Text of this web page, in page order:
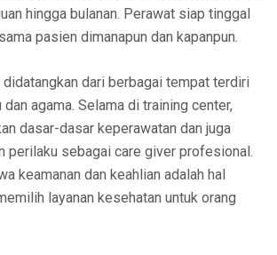
hingga bulanan. Perawat siap tinggal
pasien dimanapun dan kapanpun.
didatangkan dari berbagai tempat terdiri
agama. Selama di training center,
dasar-dasar keperawatan dan juga
perilaku sebagai care giver profesional.
keamanan dan keahlian adalah hal
layanan kesehatan untuk orang